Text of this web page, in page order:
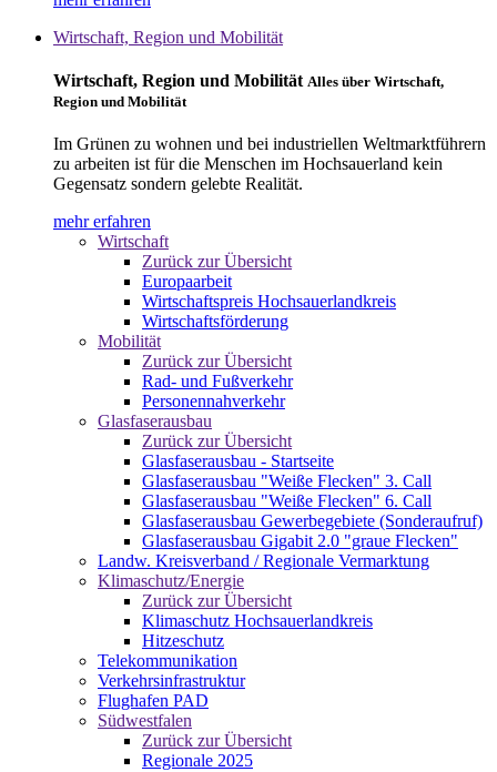
Wirtschaft, Region und Mobilität
Wirtschaft, Region und Mobilität Alles über Wirtschaft,
Region und Mobilität
Im Grünen zu wohnen und bei industriellen Weltmarktführern
zu arbeiten ist für die Menschen im Hochsauerland kein
Gegensatz sondern gelebte Realität.
mehr erfahren
Wirtschaft
Zurück zur Übersicht
Europaarbeit
Wirtschaftspreis Hochsauerlandkreis
Wirtschaftsförderung
Mobilität
Zurück zur Übersicht
Rad- und Fußverkehr
Personennahverkehr
Glasfaserausbau
Zurück zur Übersicht
Glasfaserausbau - Startseite
Glasfaserausbau "Weiße Flecken" 3. Call
Glasfaserausbau "Weiße Flecken" 6. Call
Glasfaserausbau Gewerbegebiete (Sonderaufruf)
Glasfaserausbau Gigabit 2.0 "graue Flecken"
Landw. Kreisverband / Regionale Vermarktung
Klimaschutz/Energie
Zurück zur Übersicht
Klimaschutz Hochsauerlandkreis
Hitzeschutz
Telekommunikation
Verkehrsinfrastruktur
Flughafen PAD
Südwestfalen
Zurück zur Übersicht
Regionale 2025